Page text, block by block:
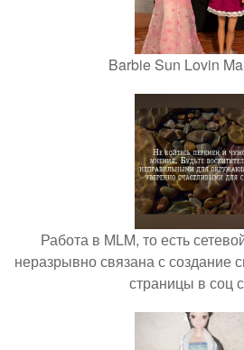
Barbie Sun Lovin
Работа в MLM, то есть
неразрывно связана с создание
страницы в соц